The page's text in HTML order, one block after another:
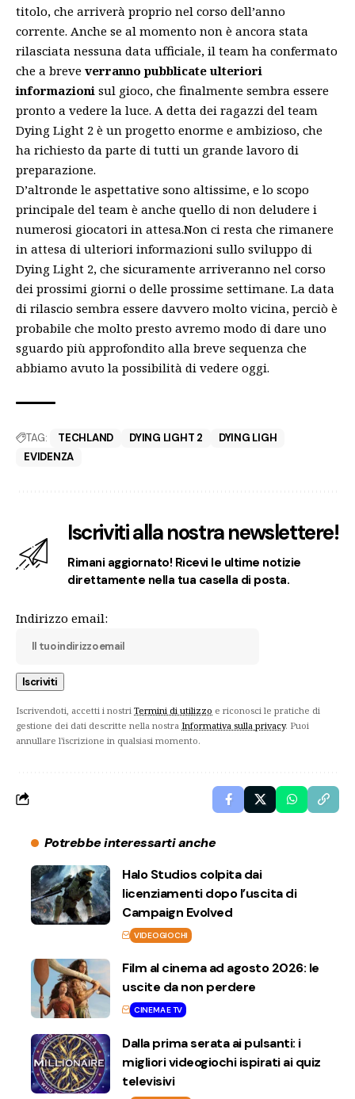
titolo, che arriverà proprio nel corso dell’anno
corrente. Anche se al momento non è ancora stata
rilasciata nessuna data ufficiale, il team ha confermato
che a breve verranno pubblicate ulteriori
informazioni sul gioco, che finalmente sembra essere
pronto a vedere la luce. A detta dei ragazzi del team
Dying Light 2 è un progetto enorme e ambizioso, che
ha richiesto da parte di tutti un grande lavoro di
preparazione.
D’altronde le aspettative sono altissime, e lo scopo
principale del team è anche quello di non deludere i
numerosi giocatori in attesa.Non ci resta che rimanere
in attesa di ulteriori informazioni sullo sviluppo di
Dying Light 2, che sicuramente arriveranno nel corso
dei prossimi giorni o delle prossime settimane. La data
di rilascio sembra essere davvero molto vicina, perciò è
probabile che molto presto avremo modo di dare uno
sguardo più approfondito alla breve sequenza che
abbiamo avuto la possibilità di vedere oggi.
TAG: TECHLAND DYING LIGHT 2
DYING LIGH
EVIDENZA
Iscriviti alla nostra newslettere!
Rimani aggiornato! Ricevi le ultime notizie
direttamente nella tua casella di posta.
Indirizzo email:
Iscrivendoti, accetti i nostri Termini di utilizzo e riconosci le pratiche di
gestione dei dati descritte nella nostra Informativa sulla privacy. Puoi
annullare l'iscrizione in qualsiasi momento.
Potrebbe interessarti anche
Halo Studios colpita dai
licenziamenti dopo l’uscita di
Campaign Evolved
VIDEOGIOCHI
Film al cinema ad agosto 2026: le
uscite da non perdere
CINEMA E TV
Dalla prima serata ai pulsanti: i
migliori videogiochi ispirati ai quiz
televisivi